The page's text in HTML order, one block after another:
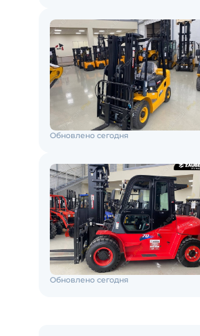
Обновлено сегодня
Обновлено сегодня